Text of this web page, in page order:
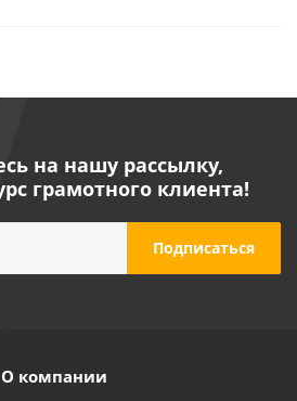
на нашу рассылку,
грамотного клиента!
О компании